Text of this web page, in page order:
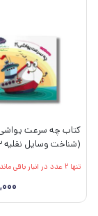
کتاب چه سرعت
تنها 2 عدد در انبار باقی مانده